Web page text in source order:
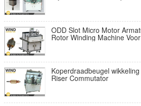
ODD Slot Micro Motor
Rotor Winding Machine
Koperdraadbeugel
Riser Commutator